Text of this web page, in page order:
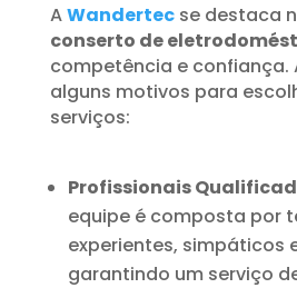
AWandertecse destaca
conserto de
competência e confiança.
alguns motivos para
serviços:
Profissionais
equipe é composta por
experientes, simpáticos
garantindo um serviço